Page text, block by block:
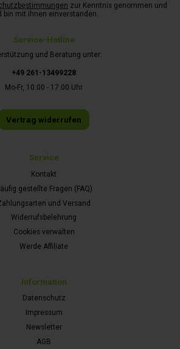
Service-Hotline
und Beratung unter:
+49 261-13499228
Mo-Fr, 10:00 - 17:00 Uhr
Vertrag widerrufen
Service
Kontakt
gestellte Fragen (FAQ)
und Versand
Widerrufsbelehrung
Cookies verwalten
Werde Affiliate
Information
Datenschutz
Impressum
Newsletter
AGB
zur Kenntnis genommen und
bin mit ihnen einverstanden.